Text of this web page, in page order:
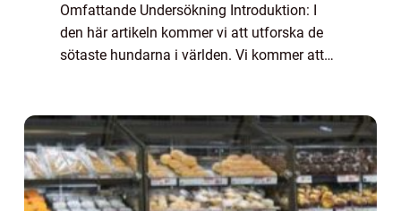
Omfattande Undersökning Introduktion: I
den här artikeln kommer vi att utforska de
sötaste hundarna i världen. Vi kommer att